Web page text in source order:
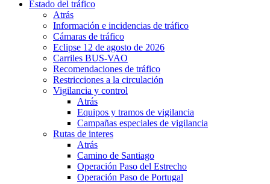
Estado del tráfico
Atrás
Información e incidencias de tráfico
Cámaras de tráfico
Eclipse 12 de agosto de 2026
Carriles BUS-VAO
Recomendaciones de tráfico
Restricciones a la circulación
Vigilancia y control
Atrás
Equipos y tramos de vigilancia
Campañas especiales de vigilancia
Rutas de interes
Atrás
Camino de Santiago
Operación Paso del Estrecho
Operación Paso de Portugal